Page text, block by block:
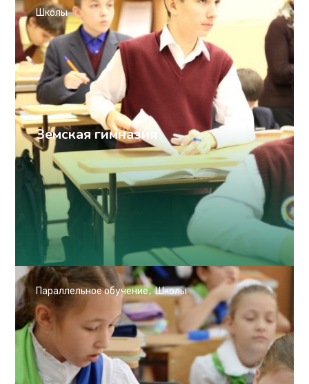
Земская гимназия
Школы
Параллельное обучение Школы